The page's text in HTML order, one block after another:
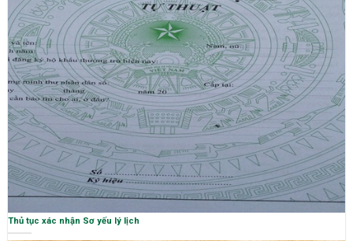
Thủ tục xác nhận Sơ yếu lý lịch